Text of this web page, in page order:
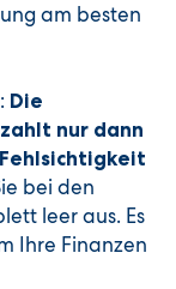
am besten
Die
nur dann
bei den
leer aus. Es
Ihre Finanzen